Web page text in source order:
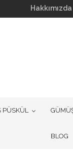
Hakkımızda
PÜSKÜL
BLOG